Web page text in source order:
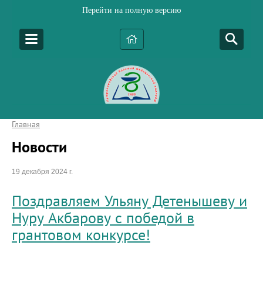
Перейти на полную версию
Главная
Новости
19 декабря 2024 г.
Поздравляем Ульяну Детенышеву и
Нуру Акбарову с победой в
грантовом конкурсе!